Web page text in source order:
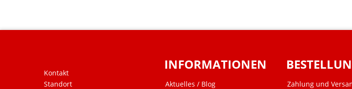
Kontakt
Standort
INFORMATIONEN
Aktuelles / Blog
Zahlung und